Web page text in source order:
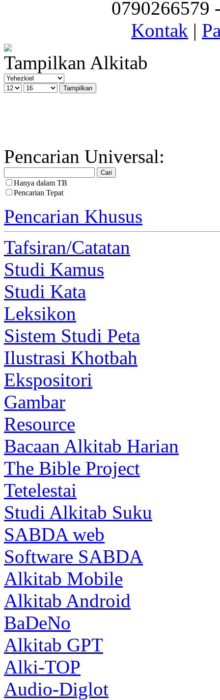
0790266579
Kontak |
Tampilkan Alkitab
Pencarian Universal:
Hanya dalam TB
Pencarian Tepat
Pencarian Khusus
Tafsiran/Catatan
Studi Kamus
Studi Kata
Leksikon
Sistem Studi Peta
Ilustrasi Khotbah
Ekspositori
Gambar
Resource
Bacaan Alkitab Harian
The Bible Project
Tetelestai
Studi Alkitab Suku
SABDA web
Software SABDA
Alkitab Mobile
Alkitab Android
BaDeNo
Alkitab GPT
Alki-TOP
Audio-Diglot